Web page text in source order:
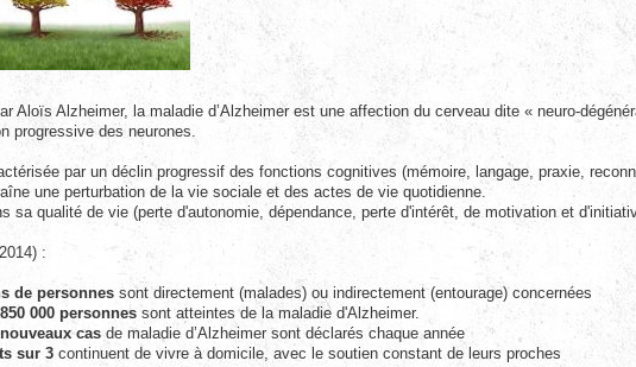
Aloïs Alzheimer, la maladie d’Alzheimer est une affection du cerveau dite « neuro-
progressive des neurones.
par un déclin progressif des fonctions cognitives (mémoire, langage, praxie,
une perturbation de la vie sociale et des actes de vie quotidienne.
sa qualité de vie (perte d'autonomie, dépendance, perte d'intérêt, de motivation et
:
personnes sont directement (malades) ou indirectement (entourage) concernées
000 personnes sont atteintes de la maladie d'Alzheimer.
cas de maladie d’Alzheimer sont déclarés chaque année
sur 3 continuent de vivre à domicile, avec le soutien constant de leurs proches